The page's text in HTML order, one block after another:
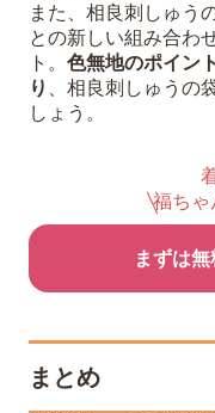
また、相良刺しゅう
との新しい組み合わ
ト。 色無地のポイン
り
、相良刺しゅうの
しょう。
福ちゃ
まずは
まとめ